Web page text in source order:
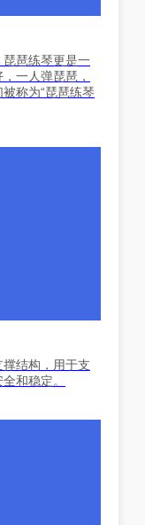
琶练琴更是一
一人弹琵琶，
称为“琵琶练琴
结构，用于支
和稳定。